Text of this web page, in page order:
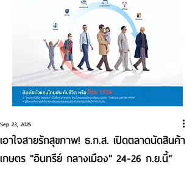
เอาใจสายรักสุขภาพ! ธ.ก.ส. เปิดตลาดนัดสินค้า
เกษตร "อินทรีย์ กลางเมือง" 24-26 ก.ย.นี้“
Sep 23, 2025